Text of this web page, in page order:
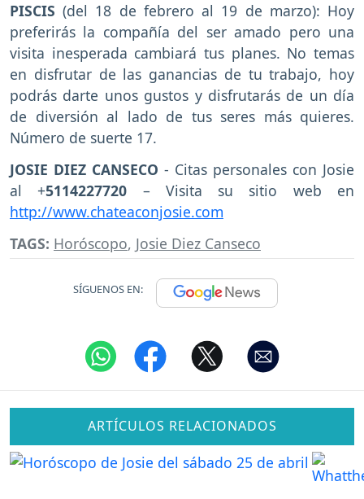
PISCIS (del 18 de febrero al 19 de marzo): Hoy
preferirás la compañía del ser amado pero una
visita inesperada cambiará tus planes. No temas
en disfrutar de las ganancias de tu trabajo, hoy
podrás darte unos gustos y disfrutarás de un día
de diversión al lado de tus seres más quieres.
Número de suerte 17.
JOSIE DIEZ CANSECO - Citas personales con Josie
al +5114227720 – Visita su sitio web en
http://www.chateaconjosie.com
TAGS: Horóscopo, Josie Diez Canseco
SÍGUENOS EN:
ARTÍCULOS RELACIONADOS